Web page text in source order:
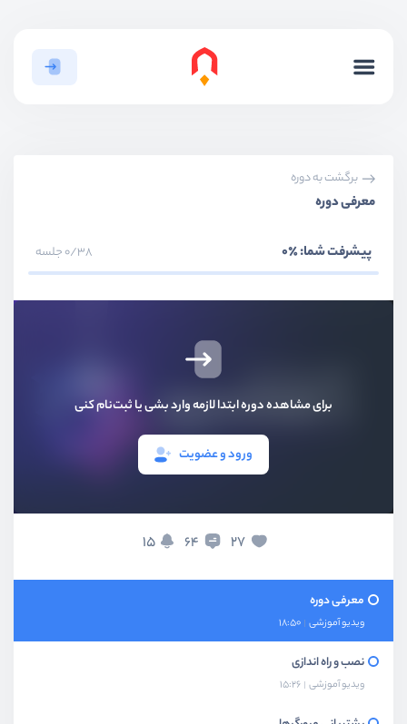
برگشت به دوره
معرفی دوره
پیشرفت شما:٪0 0/38 جلسه
برای مشاهده دوره ابتدا لازمه وارد بشی یا ثبت‌نام کنی
ورود و عضویت
27
64
15
معرفی دوره
ویدیو آموزشی 18:50
نصب و راه اندازی
ویدیو آموزشی 15:26